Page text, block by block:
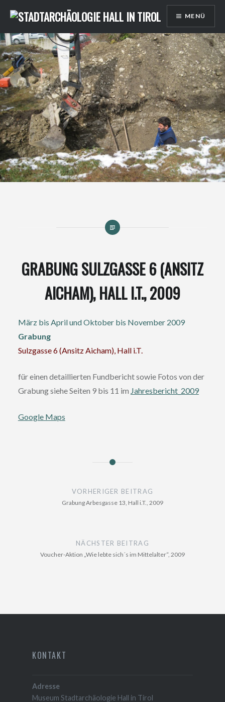
zum
Inhalt
MENÜ
GRABUNG SULZGASSE 6 (ANSITZ
AICHAM), HALL I.T., 2009
März bis April und Oktober bis November 2009
Grabung
Sulzgasse 6 (Ansitz Aicham), Hall i.T.
für einen detaillierten Fundbericht sowie Fotos von der
Grabung siehe Seiten 9 bis 11 im Jahresbericht_2009
Google Maps
VORHERIGER BEITRAG
Grabung Arbesgasse 13, Hall i.T., 2009
NÄCHSTER BEITRAG
Voucher-Aktion „Wie lebte sich´s im Mittelalter“, 2009
KONTAKT
Adresse
Museum Stadtarchäologie Hall in Tirol